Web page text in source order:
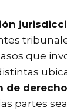
que
de
partes